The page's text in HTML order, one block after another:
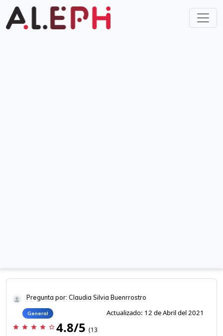
Pregunta por: Claudia Silvia Buenrrostro
General Actualizado: 12 de Abril del 2021
star star star star star_border 4.8/5 (13